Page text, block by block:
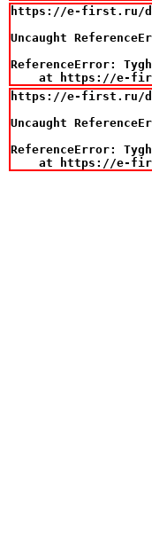
https://e-first.ru/
Uncaught
ReferenceError:
at https://e-
https://e-first.ru/
Uncaught
ReferenceError:
at https://e-